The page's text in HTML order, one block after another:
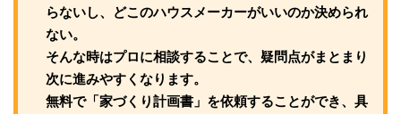
らないし、どこのハウスメーカーがいいのか決められ
ない。
そんな時はプロに相談することで、疑問点がまとまり
次に進みやすくなります。
無料で「家づくり計画書」を依頼することができ、具